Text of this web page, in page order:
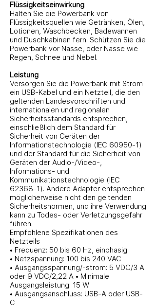
Flüssigkeitseinwirkung
Halten Sie die Powerbank von
Flüssigkeitsquellen wie Getränken, Ölen,
Lotionen, Waschbecken, Badewannen
und Duschkabinen fern. Schützen Sie die
Powerbank vor Nässe, oder Nässe wie
Regen, Schnee und Nebel.
Leistung
Versorgen Sie die Powerbank mit Strom
ein USB-Kabel und ein Netzteil, die den
geltenden Landesvorschriften und
internationalen und regionalen
Sicherheitsstandards entsprechen,
einschließlich dem Standard für
Sicherheit von Geräten der
Informationstechnologie (IEC 60950-1)
und der Standard für die Sicherheit von
Geräten der Audio-/Video-,
Informations- und
Kommunikationstechnologie (IEC
62368-1). Andere Adapter entsprechen
möglicherweise nicht den geltenden
Sicherheitsnormen, und ihre Verwendung
kann zu Todes- oder Verletzungsgefahr
führen.
Empfohlene Spezifikationen des
Netzteils
• Frequenz: 50 bis 60 Hz, einphasig
• Netzspannung: 100 bis 240 VAC
• Ausgangsspannung/-strom: 5 VDC/3 A
oder 9 VDC/2,22 A • Minimale
Ausgangsleistung: 15 W
• Ausgangsanschluss: USB-A oder USB-
C